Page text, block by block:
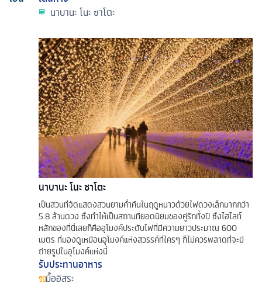
นาบานะ โนะ ซาโตะ
นาบานะ โนะ ซาโตะ
เป็นสวนที่จัดแสดงสวนยามค่ำคืนในฤดูหนาวด้วยไฟดวงเล็กมากกว่า
5.8 ล้านดวง ซึ่งทำให้เป็นสถานที่ยอดนิยมของคู่รักทั้งปี ซึ่งไฮไลท์
หลักของที่นี่เลยก็คืออุโมงค์ประดับไฟที่มีความยาวประมาณ 600
เมตร ที่มองดูเหมือนอุโมงค์แห่งสวรรค์ที่ใครๆ ก็ไม่ควรพลาดที่จะมี
ถ่ายรูปในอุโมงค์แห่งนี้
รับประทานอาหาร
มื้ออิสระ